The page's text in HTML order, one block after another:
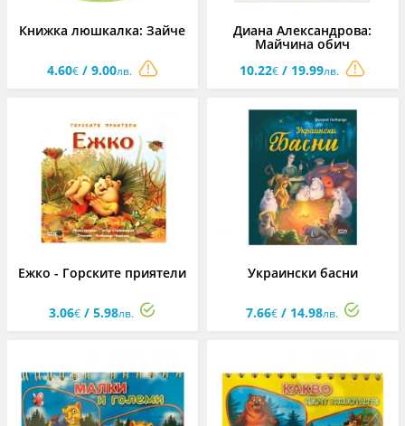
Книжка люшкалка: Зайче
4.60€/ 9.00лв.
Диана Александрова:
Майчина обич
10.22€ / 19.99лв.
Ежко - Горските приятели
3.06€ / 5.98лв.
Украински басни
7.66€/ 14.98лв.